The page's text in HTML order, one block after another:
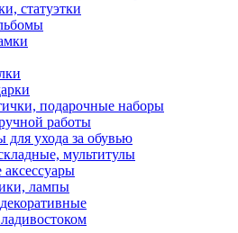
статуэтки
подарочные наборы
работы
для ухода за обувью
мультитулы
аксессуары
лампы